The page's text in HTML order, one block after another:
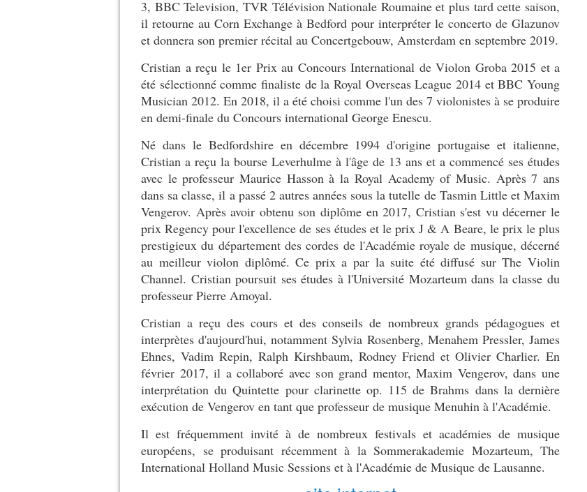
3, BBC Television, TVR Télévision Nationale Roumaine et plus tard cette saison,
il retourne au Corn Exchange à Bedford pour interpréter le concerto de Glazunov
et donnera son premier récital au Concertgebouw, Amsterdam en septembre 2019.
Cristian a reçu le 1er Prix au Concours International de Violon Groba 2015 et a
été sélectionné comme finaliste de la Royal Overseas League 2014 et BBC Young
Musician 2012. En 2018, il a été choisi comme l'un des 7 violonistes à se produire
en demi-finale du Concours international George Enescu.
Né dans le Bedfordshire en décembre 1994 d'origine portugaise et italienne,
Cristian a reçu la bourse Leverhulme à l'âge de 13 ans et a commencé ses études
avec le professeur Maurice Hasson à la Royal Academy of Music. Après 7 ans
dans sa classe, il a passé 2 autres années sous la tutelle de Tasmin Little et Maxim
Vengerov. Après avoir obtenu son diplôme en 2017, Cristian s'est vu décerner le
prix Regency pour l'excellence de ses études et le prix J & A Beare, le prix le plus
prestigieux du département des cordes de l'Académie royale de musique, décerné
au meilleur violon diplômé. Ce prix a par la suite été diffusé sur The Violin
Channel. Cristian poursuit ses études à l'Université Mozarteum dans la classe du
professeur Pierre Amoyal.
Cristian a reçu des cours et des conseils de nombreux grands pédagogues et
interprètes d'aujourd'hui, notamment Sylvia Rosenberg, Menahem Pressler, James
Ehnes, Vadim Repin, Ralph Kirshbaum, Rodney Friend et Olivier Charlier. En
février 2017, il a collaboré avec son grand mentor, Maxim Vengerov, dans une
interprétation du Quintette pour clarinette op. 115 de Brahms dans la dernière
exécution de Vengerov en tant que professeur de musique Menuhin à l'Académie.
Il est fréquemment invité à de nombreux festivals et académies de musique
européens, se produisant récemment à la Sommerakademie Mozarteum, The
International Holland Music Sessions et à l'Académie de Musique de Lausanne.